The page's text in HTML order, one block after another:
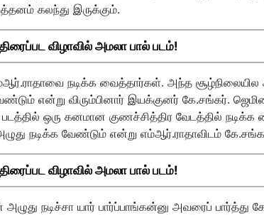
கலந்து இருக்கும்.
விழாவில் அமலா பால் படம்!
நடிக்க வைத்தார்கள். அந்த சூழ்நிலையில
என்று விரும்பினார் இயக்குனர் கே.சங்கர்.
ஒரு கனமான குணச்சித்திர வேடத்தில்
நடிக்க வேண்டும் என்று எம்ஆர்.ராதாவிடம்
விழாவில் அமலா பால் படம்!
நடிச்சா யார் பார்ப்பாங்கன்னு அவரைப் பார்த்து